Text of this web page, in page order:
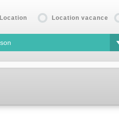
Location Location vacance